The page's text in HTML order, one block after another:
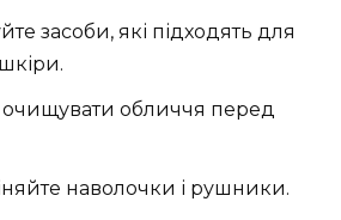
засоби, які підходять для
очищувати обличчя перед
наволочки і рушники.